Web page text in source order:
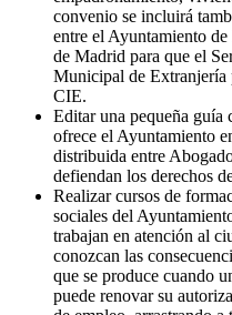
convenio se incluirá
entre el Ayuntamiento
de Madrid para que el
Municipal de Extranjería
CIE.
Editar una pequeña guía
ofrece el Ayuntamiento
distribuida entre
defiendan los derechos
Realizar cursos de
sociales del
trabajan en atención al
conozcan las
que se produce cuando
puede renovar su